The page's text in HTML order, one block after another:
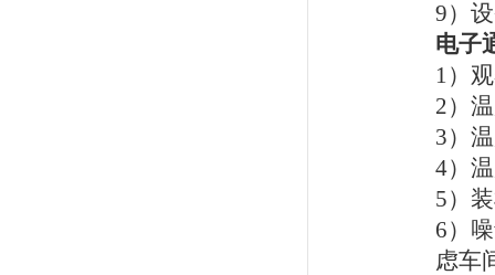
9）
电子
1）
2）
3）
4）
5）
6）
虑车